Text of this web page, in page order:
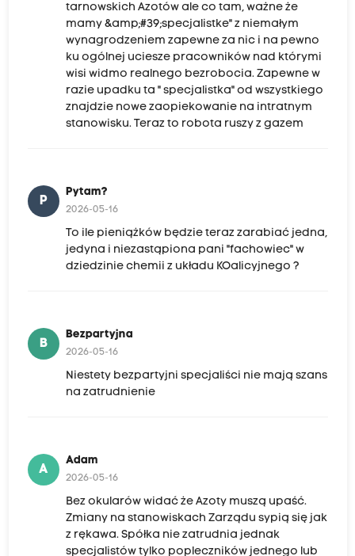
tarnowskich Azotów ale co tam, ważne że
mamy &amp;#39;specjalistke" z niemałym
wynagrodzeniem zapewne za nic i na pewno
ku ogólnej uciesze pracowników nad którymi
wisi widmo realnego bezrobocia. Zapewne w
razie upadku ta " specjalistka" od wszystkiego
znajdzie nowe zaopiekowanie na intratnym
stanowisku. Teraz to robota ruszy z gazem
P
Pytam?
2026-05-16
To ile pieniążków będzie teraz zarabiać jedna,
jedyna i niezastąpiona pani "fachowiec" w
dziedzinie chemii z układu KOalicyjnego ?
B
Bezpartyjna
2026-05-16
Niestety bezpartyjni specjaliści nie mają szans
na zatrudnienie
A
Adam
2026-05-16
Bez okularów widać że Azoty muszą upaść.
Zmiany na stanowiskach Zarządu sypią się jak
z rękawa. Spółka nie zatrudnia jednak
specjalistów tylko popleczników jednego lub